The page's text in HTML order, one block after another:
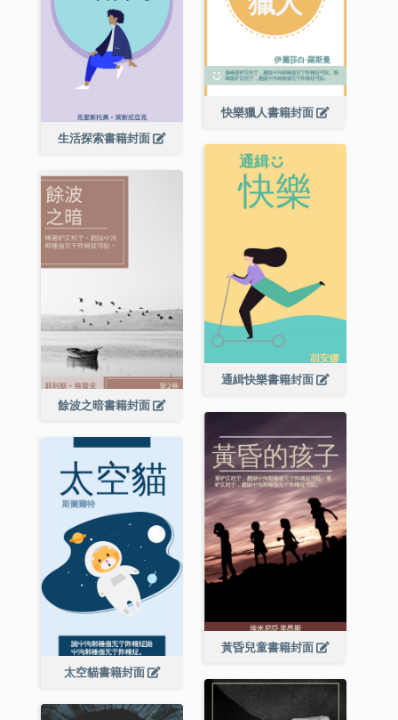
快樂獵人書籍封面
生活探索書籍封面
通緝快樂書籍封面
餘波之暗書籍封面
黃昏兒童書籍封面
太空貓書籍封面